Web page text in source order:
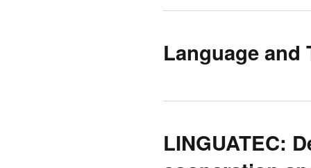
Language and
LINGUATEC: